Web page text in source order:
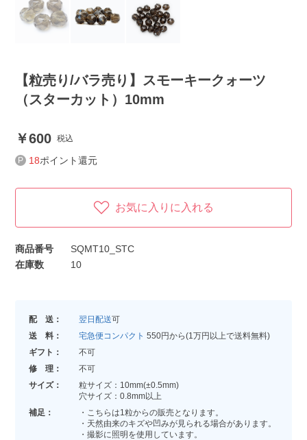
【粒売り/バラ売り】スモーキークォーツ
（スターカット）10mm
600 税込
18ポイント還元
お気に入りに入れる
商品番号
SQMT10_STC
在庫数
10
配 送： 翌日配送可
送 料：
宅急便コンパクト 550円から(1万円以上で送料無料)
ギフト：
不可
修 理：
不可
サイズ：
粒サイズ：10mm(±0.5mm)
穴サイズ：0.8mm以上
補足：
・こちらは1粒からの販売となります。
・天然由来のキズや凹みが見られる場合があります。
・撮影に照明を使用しています。